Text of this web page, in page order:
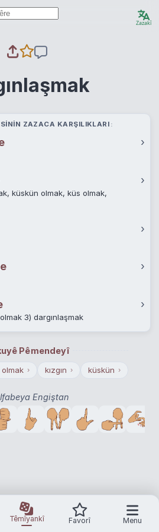
Zazakî
ZAZACA KARŞILIKLARI
›
›
küskün olmak, küs olmak,
›
›
›
3) dargınlaşmak
Pêmendeyî
olmak › kızgın › küskün ›
Engiştan
Têmîyankî Favorî Menu